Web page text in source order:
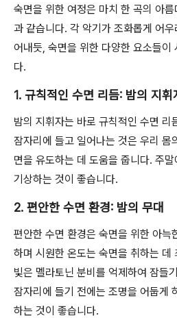
숙면을 위한 여정은 마치 한 곡의 아
과 같습니다. 각 악기가 조화롭게 어
어내듯, 숙면을 위한 다양한 요소들이
다.
1. 규칙적인 수면 리듬: 밤의 지휘
밤의 지휘자는 바로 규칙적인 수면 리
잠자리에 들고 일어나는 것은 우리 몸
면을 유도하는 데 도움을 줍니다. 주
기상하는 것이 좋습니다.
2. 편안한 수면 환경: 밤의 무대
편안한 수면 환경은 숙면을 위한 아늑
하며 시원한 온도는 숙면을 취하는 데
빛은 멜라토닌 분비를 억제하여 잠들
잠자리에 들기 전에는 조명을 어둡게
하는 것이 좋습니다.